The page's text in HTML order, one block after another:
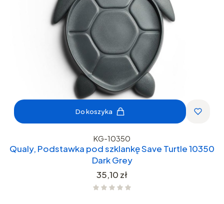
Do koszyka
KG-10350
Qualy, Podstawka pod szklankę Save Turtle 10350
Dark Grey
Cena
35,10 zł